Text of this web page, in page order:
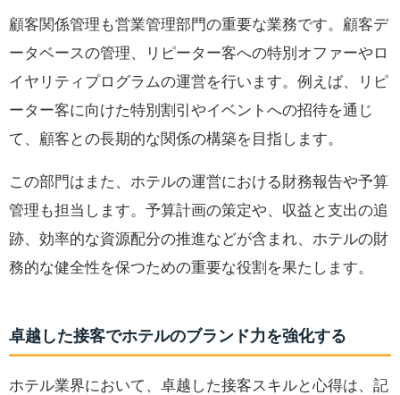
顧客関係管理も営業管理部門の重要な業務です。顧客デ
ータベースの管理、リピーター客への特別オファーやロ
イヤリティプログラムの運営を行います。例えば、リピ
ーター客に向けた特別割引やイベントへの招待を通じ
て、顧客との長期的な関係の構築を目指します。
この部門はまた、ホテルの運営における財務報告や予算
管理も担当します。予算計画の策定や、収益と支出の追
跡、効率的な資源配分の推進などが含まれ、ホテルの財
務的な健全性を保つための重要な役割を果たします。
卓越した接客でホテルのブランド力を強化する
ホテル業界において、卓越した接客スキルと心得は、記